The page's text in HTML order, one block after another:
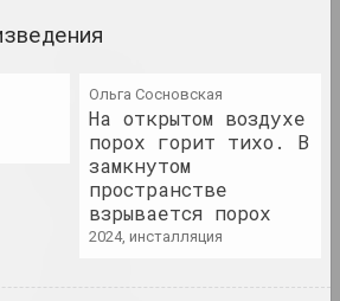
Семья как выбор
by the shimmering of the
moon she saw ...
2025. персональная выставка
Na pamiežžach
Ольга Сосновская
На открытом воздухе
порох горит тихо. В
замкнутом
пространстве
взрывается порох
2024, инсталляция